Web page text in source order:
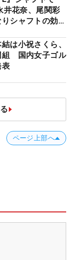
花奈、尾関彩
シャフトの効果
は小祝さくら、
組 国内女子ゴル
表
ページ上部へ